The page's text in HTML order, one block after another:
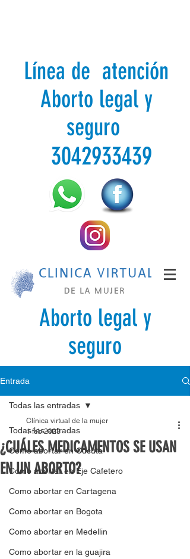
Línea de atención
Aborto legal y
seguro
3042933439
Aborto legal y
seguro
Entrada
Todas las entradas
Como abortar en Cucuta
Como abortar en Eje Cafetero
Como abortar en Cartagena
Como abortar en Bogota
Como abortar en Medellin
Como abortar en la guajira
Todas las entradas
¿CUÁLES MEDICAMENTOS SE USAN
EN UN ABORTO?
Clínica virtual de la mujer
1 feb 2023